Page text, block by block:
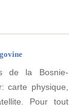
de la Bosnie-
carte physique,
Pour tout